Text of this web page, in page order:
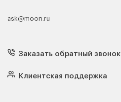
Каталог мебели
Кресла
Матрасы
Подушки
Чехлы и наматрасники
ask@moon.ru
Заказать обратный звонок
Клиентская поддержка